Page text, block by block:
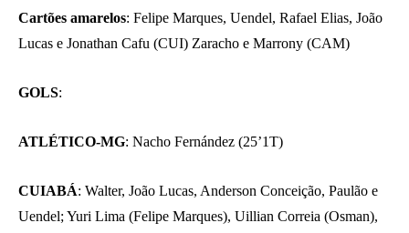
Cartões amarelos: Felipe Marques, Uendel, Rafael Elias, João
Lucas e Jonathan Cafu (CUI) Zaracho e Marrony (CAM)
GOLS:
ATLÉTICO-MG: Nacho Fernández (25’1T)
CUIABÁ: Walter, João Lucas, Anderson Conceição, Paulão e
Uendel; Yuri Lima (Felipe Marques), Uillian Correia (Osman),